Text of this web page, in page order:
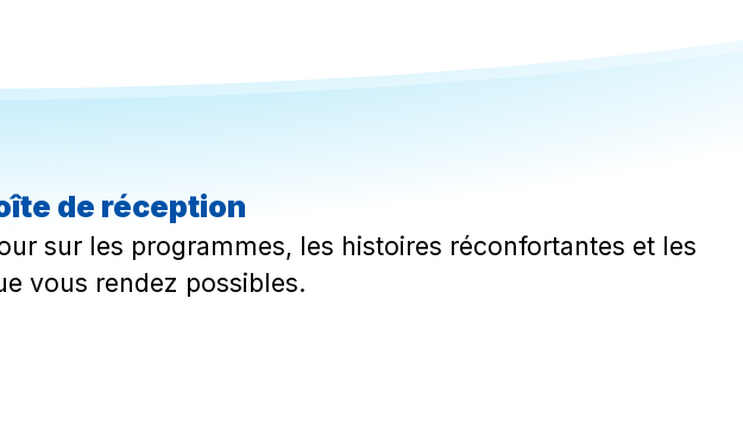
de réception
sur les programmes, les histoires réconfortantes et les
vous rendez possibles.